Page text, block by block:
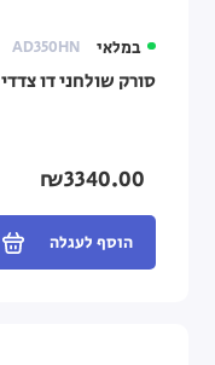
במלאי AD350HN
סורק שולחני דו צדדי Avision AD350HN
₪3340.00
הוסף לעגלה